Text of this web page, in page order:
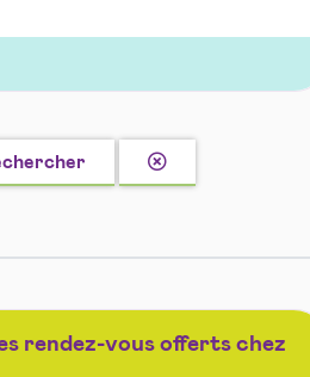
Effacer
la
rendez-vous offerts chez